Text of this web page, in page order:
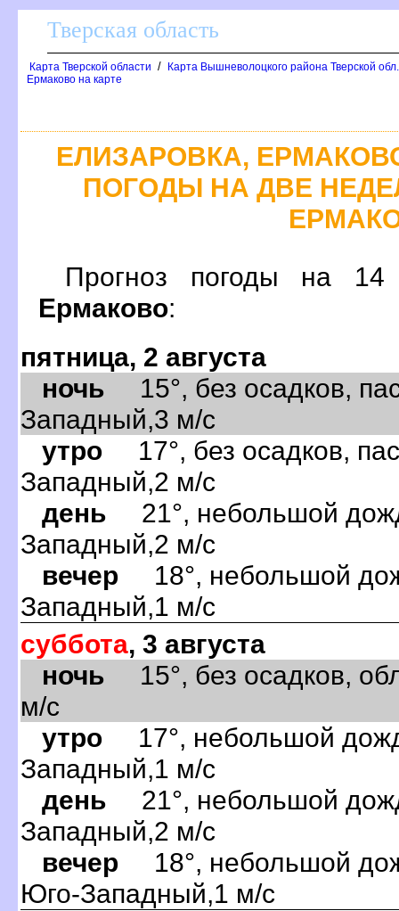
Тверская область
Карта Тверской области /
Карта Вышневолоцкого района Тверской
Ермаково на карте
ЕЛИЗАРОВКА,
ПОГОДЫ НА ДВЕ
Прогноз погоды на
Ермаково:
пятница, 2 августа
ночь 15°, без осадков,
Западный,3 м/с
утро 17°, без осадков,
Западный,2 м/с
день 21°, небольшой
Западный,2 м/с
вечер 18°, небольшой
Западный,1 м/с
суббота, 3 августа
ночь 15°, без осадков,
м/с
утро 17°, небольшой
Западный,1 м/с
день 21°, небольшой
Западный,2 м/с
вечер 18°, небольшой
Юго-Западный,1 м/с